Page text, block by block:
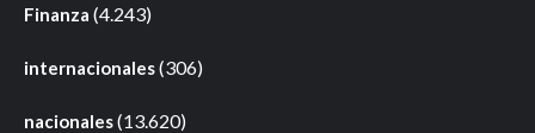
Finanza (4.243)
internacionales(306)
nacionales(13.620)